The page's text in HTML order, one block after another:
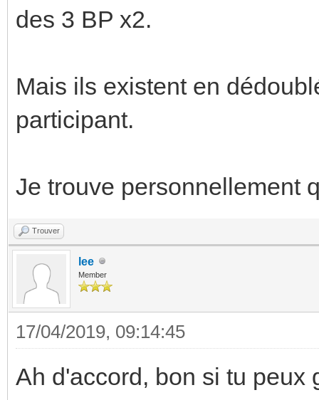
des 3 BP x2.
Mais ils existent en
participant.
Je trouve personnellement
Trouver
lee
Member
17/04/2019, 09:14:45
Ah d'accord, bon si tu peux